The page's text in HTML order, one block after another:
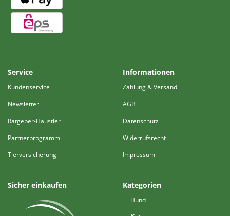
Service
Kundenservice
Newsletter
Ratgeber-Haustier
Partnerprogramm
Tierversicherung
Informationen
Zahlung & Versand
AGB
Datenschutz
Widerrufsrecht
Impressum
Sicher einkaufen Kategorien
Hund